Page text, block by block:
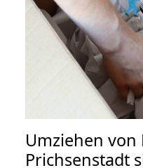
Umziehen von
Prichsenstadt